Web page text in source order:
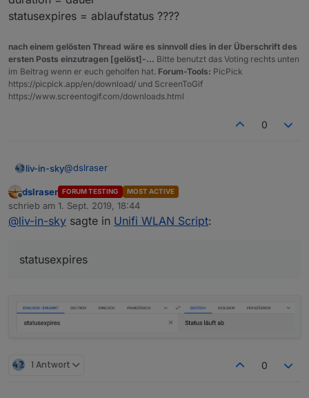
DURATION STATUSEXPIRES
aber leider das ein-ausschalten check ich nicht
das habe ich weiter oben auch schon gefragt, na mal
statusexpires = ablaufstatus ????
nach einem gelösten Thread wäre es sinnvoll dies in der Überschrift des
ersten Posts einzutragen [gelöst]-... Bitte benutzt das Voting rechts unten
im Beitrag wenn er euch geholfen hat. Forum-Tools: PicPick
https://picpick.app/en/download/ und ScreenToGif
https://www.screentogif.com/downloads.html
0
liv-in-sky@dslraser
duration = dauer
statusexpires = ablaufstatus ????
Offline
dslraser FORUM TESTING MOST ACTIVE
schrieb am 1. Sept. 2019, 18:44
zuletzt editiert von
@liv-in-sky sagte in Unifi WLAN Script:
statusexpires
1 Antwort 0